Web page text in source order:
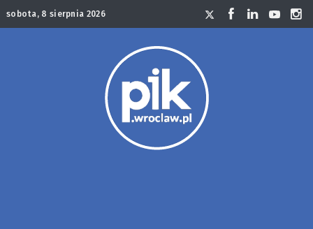
sobota, 8 sierpnia 2026